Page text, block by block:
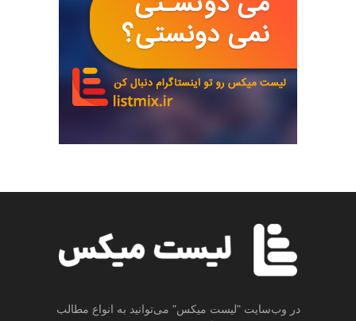
در وب‌سایت "لیست میکس" می‌توانید به انواع مطالب